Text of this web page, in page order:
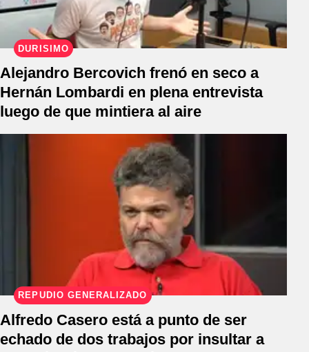
DURÍSIMO
Alejandro Bercovich frenó en seco a
Hernán Lombardi en plena entrevista
luego de que mintiera al aire
REPUDIO GENERALIZADO
Alfredo Casero está a punto de ser
echado de dos trabajos por insultar a